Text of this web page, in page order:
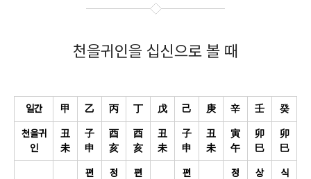
천을귀인을 십신으로 볼 때
일간 甲 乙 丙 丁 戊 己 庚 辛 壬 癸
천을귀
인
丑
未
子
申
酉
亥
酉
亥
丑
未
子
申
丑
未
寅
午
卯
巳
卯
巳
편
정
편
편
정
상
식